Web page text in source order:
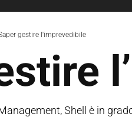
gestire l'imprevedibile
Shell è in